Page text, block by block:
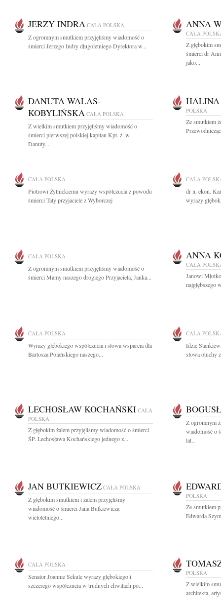
JERZY INDRA CAŁA POLSKA
Z ogromnym smutkiem przyjęliśmy wiadomość o
śmierci Jerzego Indry długoletniego Dyrektora w...
ANNA
CAŁA
Z głębokim
śmierci dr
jako...
DANUTA WALAS-
KOBYLIŃSKA CAŁA POLSKA
Z wielkim smutkiem przyjęliśmy wiadomość o
śmierci pierwszej polskiej kapitan Kpt. ż. w.
Danuty...
POLSKA
Ze smutkiem
CAŁA POLSKA
Piotrowi Żytnickiemu wyrazy współczucia z powodu
śmierci Taty przyjaciele z Wyborczej
CAŁA
dr n. ekon.
wyrazy
CAŁA POLSKA
Z ogromnym smutkiem przyjęliśmy wiadomość o
śmierci Mamy naszego drogiego Przyjaciela, Janka...
ANNA
CAŁA
Janowi
najgłębszego
CAŁA POLSKA
Wyrazy głębokiego współczucia i słowa wsparcia dla
Bartosza Polańskiego naszego...
CAŁA
Idzie
słowa otuchy
LECHOSŁAW KOCHAŃSKI CAŁA
POLSKA
Z głębokim żalem przyjęliśmy wiadomość o śmierci
ŚP. Lechosława Kochańskiego jednego z...
Z ogromnym
wiadomość o
lat...
JAN BUTKIEWICZ CAŁA POLSKA
Z głębokim smutkiem i żalem przyjęliśmy
wiadomość o śmierci Jana Butkiewicza
wieloletniego...
POLSKA
Ze smutkiem
Edwarda
CAŁA POLSKA
Senator Joannie Sekule wyrazy głębokiego i
szczerego współczucia w trudnych chwilach po...
POLSKA
Z wielkim
architekta,